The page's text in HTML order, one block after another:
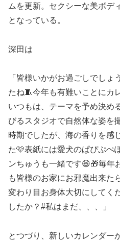
ムを更新。セクシーな美ボデ
となっている。
深田は
「皆様いかがお過ごしでしょ
たね🧵今年も有難いことにカ
いつもは、テーマを予め決め
びるスタジオで自然体な姿を
時期でしたが、海の香りを感
た🩷表紙には愛犬のぱぴぷぺ
ンちゅうも一緒です😆🎁毎年
も皆様のお家にお邪魔出来た
変わり目お身体大切にしてく
したか？#私はまだ、、、」
とつづり、新しいカレンダー